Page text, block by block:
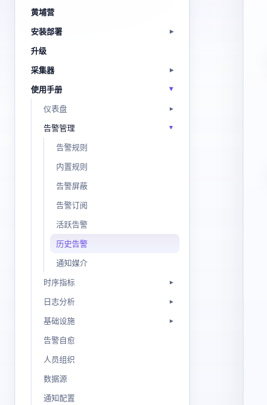
黄埔营
安装部署
升级
采集器
使用手册
仪表盘
告警管理
告警规则
内置规则
告警屏蔽
告警订阅
活跃告警
历史告警
通知媒介
时序指标
日志分析
基础设施
告警自愈
人员组织
数据源
通知配置